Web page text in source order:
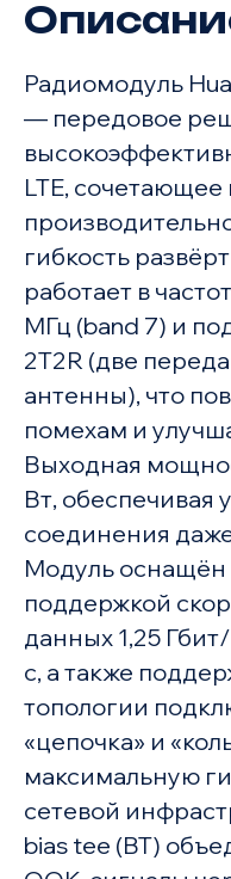
Радиомодуль
— передовое
LTE,
гибкость
работает в
МГц (band 7) и
2T2R (две
антенны), что
помехам и
Выходная
Вт, обеспечивая
соединения
Модуль оснащён
поддержкой
данных 1,25
с, а также
топологии
«цепочка» и
максимальную
сетевой
bias tee (BT)